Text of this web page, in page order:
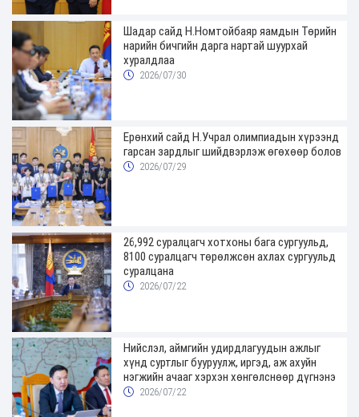
Шадар сайд Н.Номтойбаяр яамдын Төрийн
нарийн бичгийн дарга нартай шуурхай
хуралдлаа
2026/07/30
Ерөнхий сайд Н.Учрал олимпиадын хүрээнд
гарсан зардлыг шийдвэрлэж өгөхөөр болов
2026/07/29
26,992 суралцагч хотхоны бага сургуульд,
8100 суралцагч төрөлжсөн ахлах сургуульд
суралцана
2026/07/22
Нийслэл, аймгийн удирдлагуудын ажлыг
хүнд суртлыг бууруулж, иргэд, аж ахуйн
нэгжийн ачааг хэрхэн хөнгөлснөөр дүгнэнэ
2026/07/22